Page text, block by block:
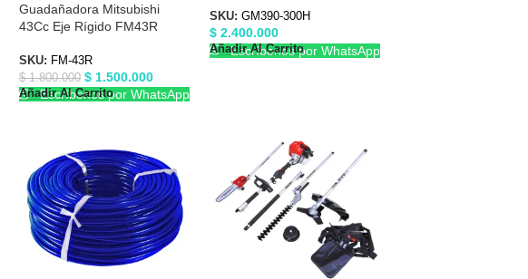
Guadañadora Mitsubishi
43Cc Eje Rígido FM43R
SKU: FM-43R
$1.800.000 $1.500.000
Añadir Al Carrito
Escríbenos por WhatsApp
SKU: GM390-300H
$2.400.000
Añadir Al Carrito
Escríbenos por WhatsApp